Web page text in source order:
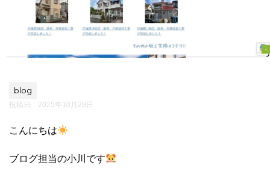
blog
投稿日： 2025年10月29日
こんにちは
ブログ担当の小川です